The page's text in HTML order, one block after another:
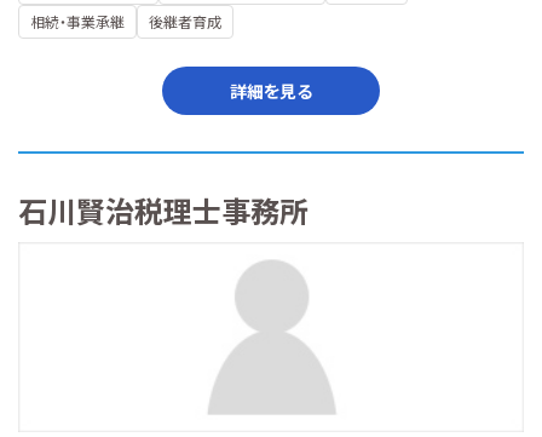
相続・事業承継
後継者育成
詳細を見る
石川賢治税理士事務所